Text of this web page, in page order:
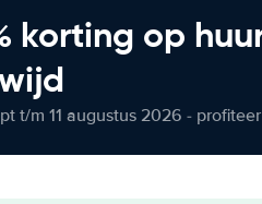
korting op
t/m 11 augustus 2026 -